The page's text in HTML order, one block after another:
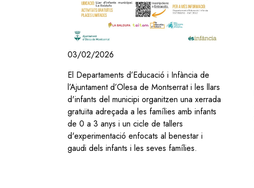
03/02/2026
El Departaments d’Educació i Infància de
l’Ajuntament d’Olesa de Montserrat i les llars
d'infants del municipi organitzen una xerrada
gratuïta adreçada a les famílies amb infants
de 0 a 3 anys i un cicle de tallers
d'experimentació enfocats al benestar i
gaudi dels infants i les seves famílies.